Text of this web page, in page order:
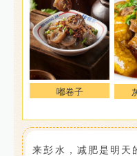
嘟卷子
来彭水，减肥是明天